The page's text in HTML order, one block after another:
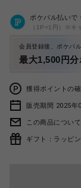
ポケパル払いで
（1P=1円）※キ
会員登録後、ポケパ
最大1,500円
獲得ポイントの
販売期間 2025年
この商品について
ギフト：ラッピ